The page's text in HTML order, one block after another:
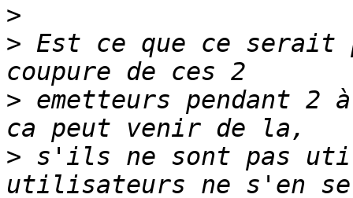
>
> Est ce que ce serait
> emetteurs pendant
> s'ils ne sont pas